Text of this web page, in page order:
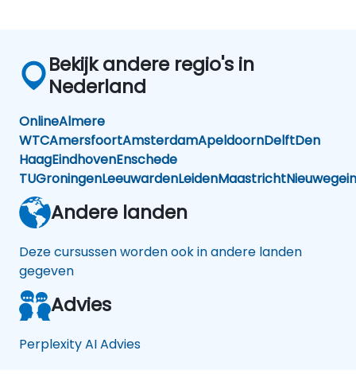
Bekijk andere regio's in
Nederland
OnlineAlmere
WTCAmersfoortAmsterdamApeldoornDelftDen
HaagEindhovenEnschede
TUGroningenLeeuwardenLeidenMaastrichtNieuwegein
Andere landen
Deze cursussen worden ook in andere landen
gegeven
Advies
Perplexity AI Advies